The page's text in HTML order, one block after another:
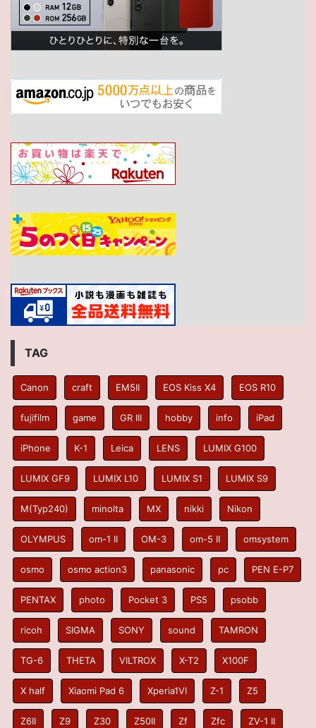
TAG
Canon craft EM5II EOS Kiss X4 EOS R10
fujifilm game GR III hobby info iPad
iPhone K-1 Leica LENS LUMIX G100
LUMIX GF9 LUMIX L10 LUMIX S1 LUMIX S9
M(Typ240) minolta MX nikki Nikon
OLYMPUS om-1 II OM-3 om-5 II omsystem
osmo osmo action3 panasonic pc PEN E-P7
PENTAX photo Pocket 3 PS5 psobb
ricoh SIGMA SONY sound TAMRON
TG-6 THETA VILTROX X-T2 X100F
X half Xiaomi Pad 6 Xperia1VI Z-1 Z5
Z6II Z9 Z30 Z50II Zf Zfc ZV-1 II